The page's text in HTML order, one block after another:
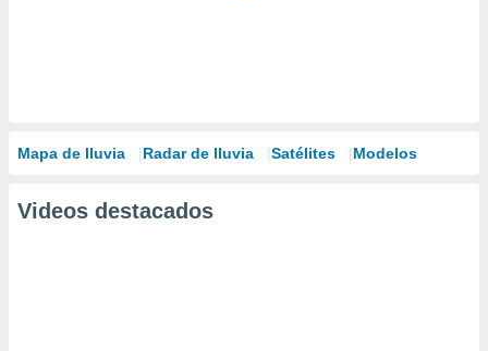
Mapa de lluvia Radar de lluvia Satélites Modelos
Videos destacados